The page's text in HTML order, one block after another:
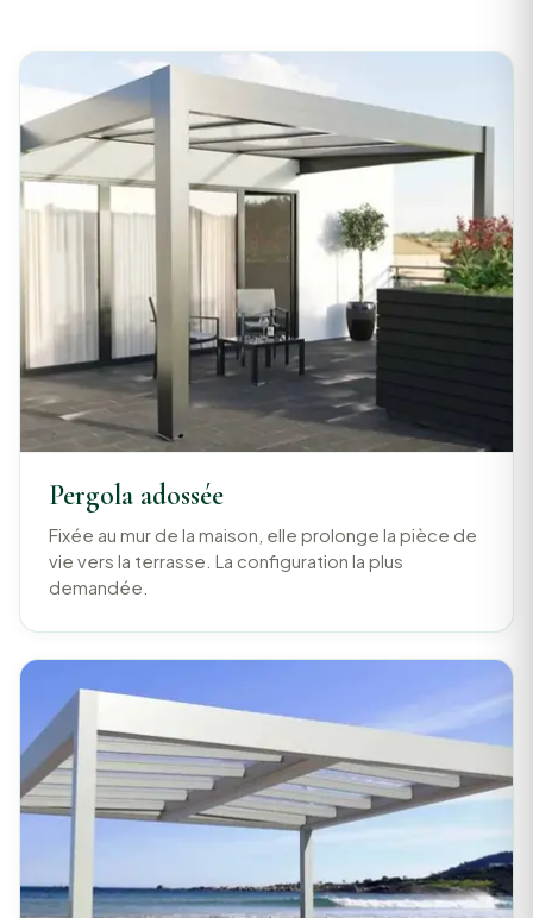
Pergola adossée
Fixée au mur de la maison, elle prolonge la pièce de
vie vers la terrasse. La configuration la plus
demandée.